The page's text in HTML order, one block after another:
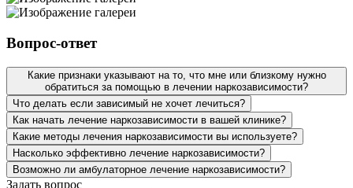
Что мой сын только не пробовал, чтобы прекратить
употреблять наркотики. Проходило время, и он начинал
снова. В этот раз мы обратились к вам, чему я очень
рада. Специалисты, знающие своё дело!! Комплексный
подход и индивидуальный, что очень важно в такой
проблеме. Сын смог пройти полный курс
реабилитации, как сам говорит, что на столько легко и
понятно ему не было нигде. Очень важно, что у вас есть
пожизненная поддержка! Ещё раз огромное вам
спасибо!
Вопрос-ответ
Какие признаки указывают на то, что мне или близкому нужно
обратиться за помощью в лечении наркозависимости?
Что делать если зависимый не хочет лечиться?
Как начать лечение наркозависимости в вашей клинике?
Какие методы лечения наркозависимости вы используете?
Насколько эффективно лечение наркозависимости?
Возможно ли амбулаторное лечение наркозависимости?
Задать вопрос